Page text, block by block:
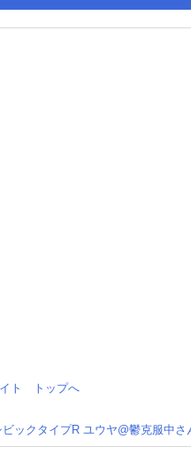
イト トップへ
ックタイプR ユウヤ@鬱克服中